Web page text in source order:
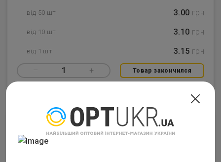
від 50 шт 3.00 грн
від 10 шт 3.10 грн
від 1 шт 3.15 грн
– 1 + Товар закончился
Закінчився